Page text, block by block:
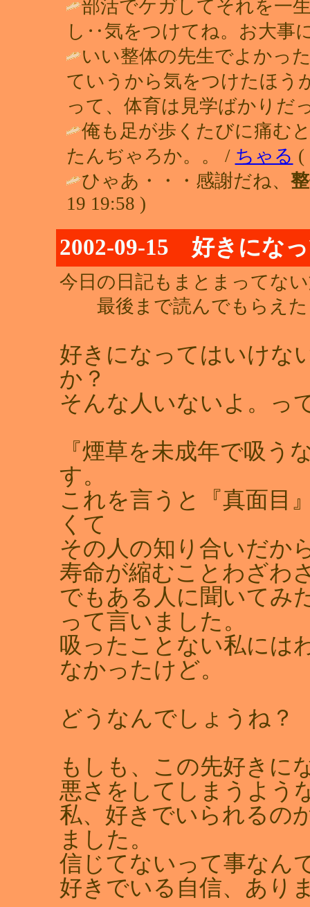
部活でケガしてそれを一
し‥気をつけてね。お大事
いい整体の先生でよかっ
ていうから気をつけたほ
って、体育は見学ばかりだ
俺も足が歩くたびに痛む
たんぢゃろか。。 / ちゃる (
ひゃあ・・・感謝だね、
19 19:58 )
2002-09-15 好きにな
今日の日記もまとまってな
最後まで読んでもらえた
好きになってはいけな
か？
そんな人いないよ。っ
『煙草を未成年で吸う
す。
これを言うと『真面目
くて
その人の知り合いだか
寿命が縮むことわざわ
でもある人に聞いてみ
って言いました。
吸ったことない私には
なかったけど。
どうなんでしょうね？
もしも、この先好きに
悪さをしてしまうよう
私、好きでいられるの
ました。
信じてないって事なん
好きでいる自信、あり